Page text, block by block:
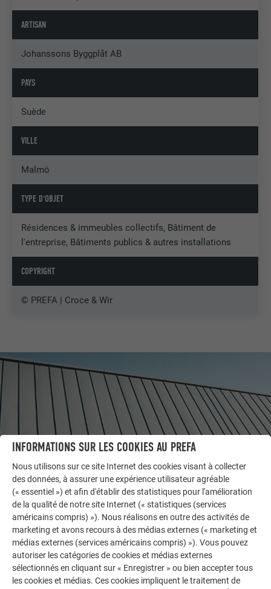
ARTISAN
Johanssons Byggplåt AB
PAYS
Suède
VILLE
Malmö
TYPE D'OBJET
Résidences & immeubles collectifs, Bâtiment de
l'entreprise, Bâtiments publics & autres installations
COPYRIGHT
© PREFA | Croce & Wir
LAISSEZ-VOUS INSPIRER
AUTRES BÂTIMENTS
La galerie de références PREFA démontre la
polyvalence de l’aluminium. Découvrez d’autres projets
impressionnants avec les solutions en aluminium
INFORMATIONS SUR LES COOKIES AU PREFA
Nous utilisons sur ce site Internet des cookies visant à collecter
des données, à assurer une expérience utilisateur agréable
(« essentiel ») et afin d'établir des statistiques pour l'amélioration
de la qualité de notre site Internet (« statistiques (services
américains compris) »). Nous réalisons en outre des activités de
marketing et avons recours à des médias externes (« marketing et
médias externes (services américains compris) »). Vous pouvez
autoriser les catégories de cookies et médias externes
sélectionnés en cliquant sur « Enregistrer » ou bien accepter tous
les cookies et médias. Ces cookies impliquent le traitement de